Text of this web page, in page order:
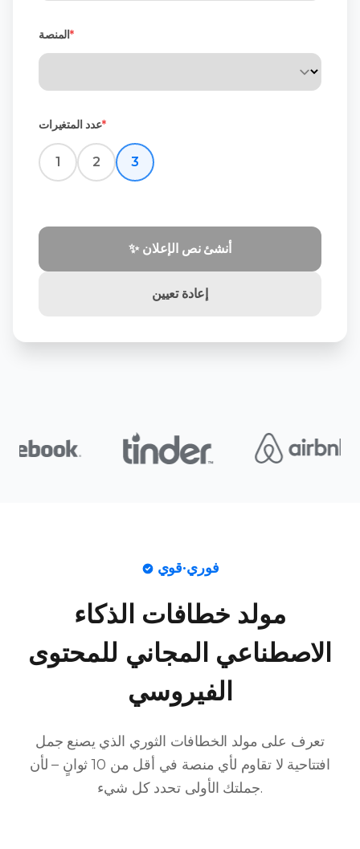
المنصة*
عدد المتغيرات*
1 2 3
✨ أنشئ نص الإعلان
إعادة تعيين
فوري·قوي
مولد خطافات الذكاء
الاصطناعي المجاني للمحتوى
الفيروسي
تعرف على مولد الخطافات الثوري الذي يصنع جمل
افتتاحية لا تقاوم لأي منصة في أقل من 10 ثوانٍ – لأن
جملتك الأولى تحدد كل شيء.